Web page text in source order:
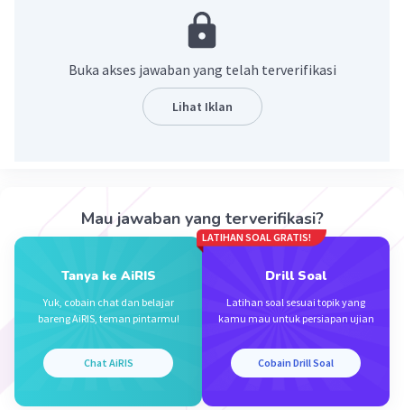
Maaf tidak bisa menjelaskan secara detail
Beri Rating
Buka akses jawaban yang telah terverifikasi
Lihat Iklan
Mau jawaban yang terverifikasi?
Tanya ke AiRIS
Yuk, cobain chat dan belajar
bareng AiRIS, teman pintarmu!
Chat AiRIS
LATIHAN SOAL GRATIS!
Drill Soal
Latihan soal sesuai topik yang
kamu mau untuk persiapan ujian
Cobain Drill Soal